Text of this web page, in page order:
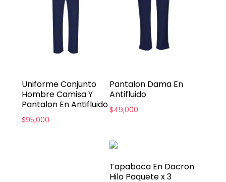
Uniforme Conjunto
Hombre Camisa Y
Pantalon En Antifluido
$95,000
Pantalon Dama En
Antifluido
$49,000
Tapaboca En Dacron
Hilo Paquete x 3